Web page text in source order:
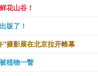
花山谷！
版了！
”摄影展在北京拉开帷幕
植物一瞥